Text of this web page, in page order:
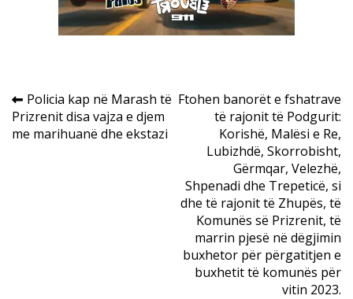
Post
navigation
Policia kap në Marash të
Prizrenit disa vajza e djem
me marihuanë dhe ekstazi
Ftohen banorët e fshatrave
të rajonit të Podgurit:
Korishë, Malësi e Re,
Lubizhdë, Skorrobisht,
Gërmqar, Velezhë,
Shpenadi dhe Trepeticë, si
dhe të rajonit të Zhupës, të
Komunës së Prizrenit, të
marrin pjesë në dëgjimin
buxhetor për përgatitjen e
buxhetit të komunës për
vitin 2023.